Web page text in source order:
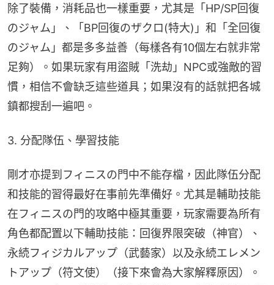
除了裝備，消耗品也一樣重要，尤其是「HP/SP回復
のジャム」、「BP回復のザクロ(特大)」和「全回復
のジャム」都是多多益善（每樣各有10個左右就非常
足夠）。如果玩家有用盜賊「洗劫」NPC或強敵的習
慣，相信不會缺乏這些道具；如果沒有的話就把各城
鎮都搜刮一遍吧。
3. 分配隊伍、學習技能
剛才亦提到フィニスの門中不能存檔，因此隊伍分配
和技能的習得最好在事前先準備好。尤其是輔助技能
在フィニスの門的攻略中極其重要，玩家需要為所有
角色都配置以下輔助技能：回復界限突破（神官）、
永続フィジカルアップ（武藝家）以及永続エレメン
トアップ（符文使）（接下來會為大家解釋原因）。